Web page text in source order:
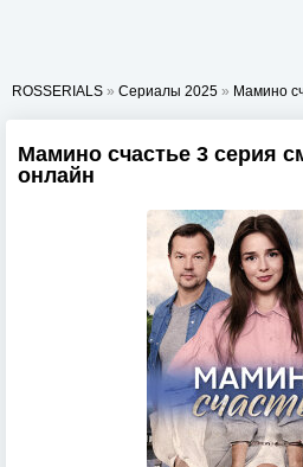
ROSSERIALS » Сериалы 2025 » Мамино
Мамино счастье 3 серия
онлайн